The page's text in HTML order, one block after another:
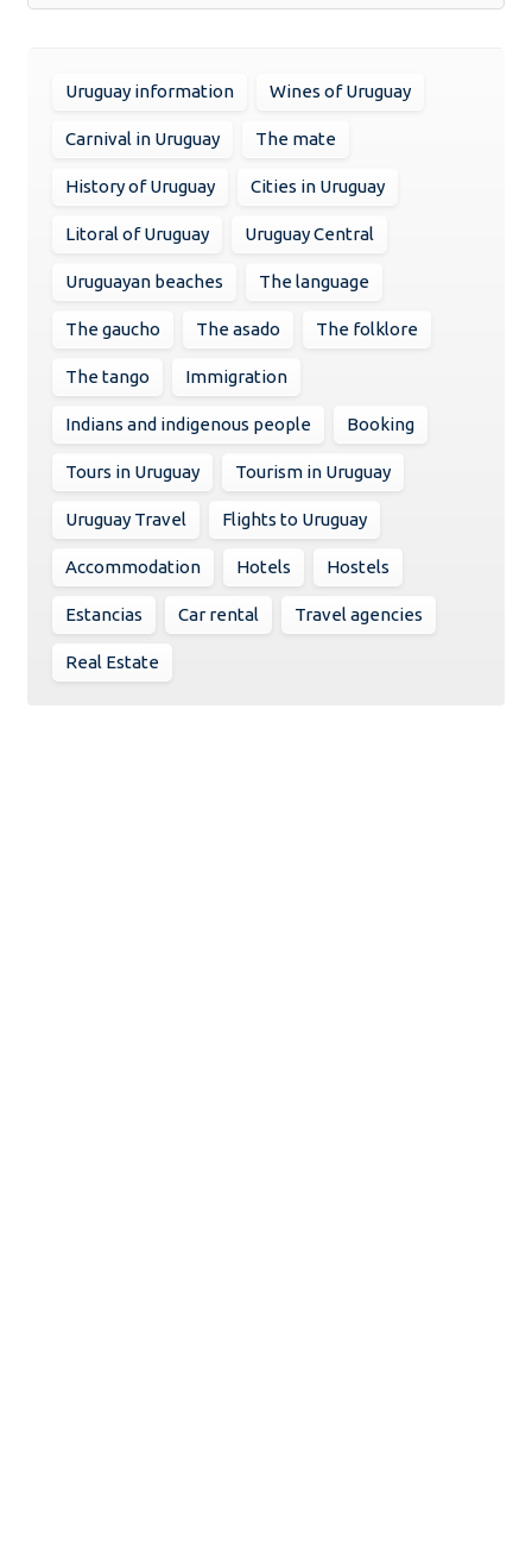
Uruguay information Wines of Uruguay
Carnival in Uruguay The mate
History of Uruguay Cities in Uruguay
Litoral of Uruguay Uruguay Central
Uruguayan beaches The language
The gaucho The asado The folklore
The tango Immigration
Indians and indigenous people Booking
Tours in Uruguay Tourism in Uruguay
Uruguay Travel Flights to Uruguay
Accommodation Hotels Hostels
Estancias Car rental Travel agencies
Real Estate